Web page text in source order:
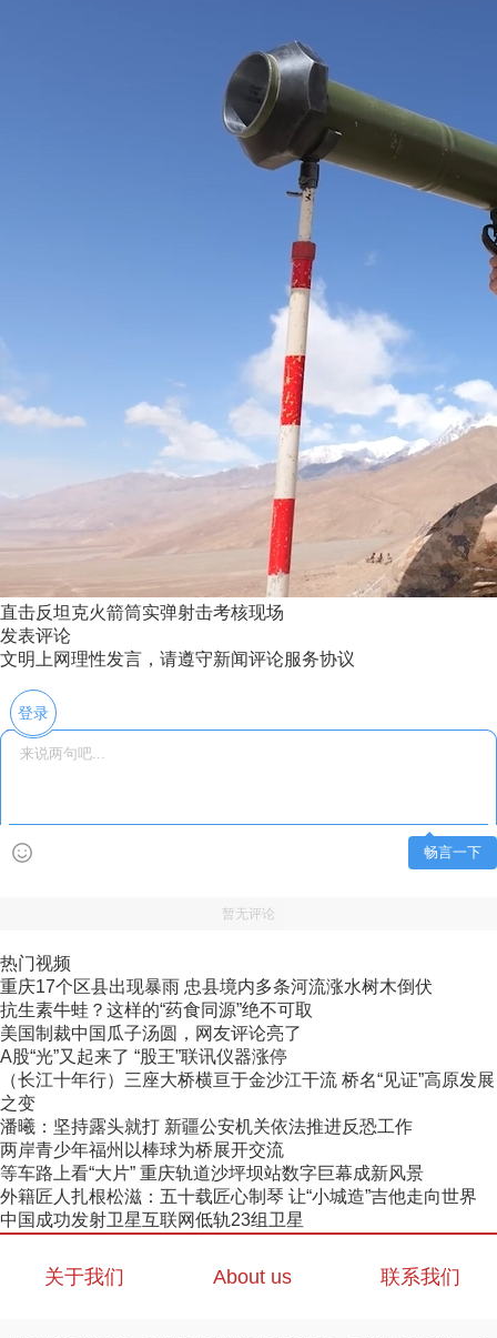
直击反坦克火箭筒实弹射击考核现场
发表评论
文明上网理性发言，请遵守新闻评论服务协议
登录
畅言一下
暂无评论
热门视频
重庆17个区县出现暴雨 忠县境内多条河流涨水树木倒伏
抗生素牛蛙？这样的“药食同源”绝不可取
美国制裁中国瓜子汤圆，网友评论亮了
A股“光”又起来了 “股王”联讯仪器涨停
（长江十年行）三座大桥横亘于金沙江干流 桥名“见证”高原发展
之变
潘曦：坚持露头就打 新疆公安机关依法推进反恐工作
两岸青少年福州以棒球为桥展开交流
等车路上看“大片” 重庆轨道沙坪坝站数字巨幕成新风景
外籍匠人扎根松滋：五十载匠心制琴 让“小城造”吉他走向世界
中国成功发射卫星互联网低轨23组卫星
关于我们 About us 联系我们